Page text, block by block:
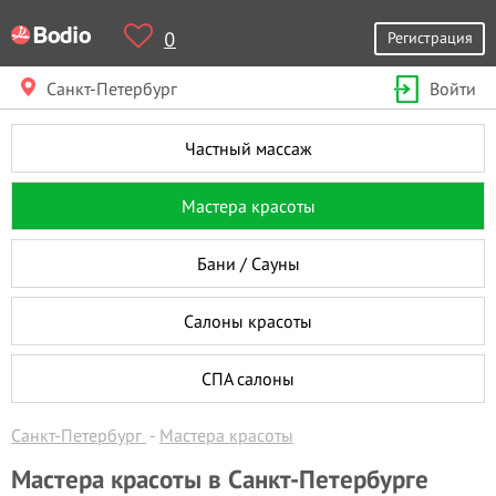
0 Регистрация
Санкт-Петербург Войти
Частный массаж
Мастера красоты
Бани / Сауны
Салоны красоты
СПА салоны
Санкт-Петербург Мастера красоты
Мастера красоты в Санкт-Петербурге